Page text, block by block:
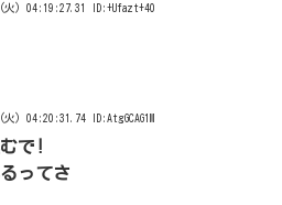
火) 04:19:27.31 ID:+Ufazt+40
) 04:20:31.74 ID:AtgGCAG1M
で!
ってさ